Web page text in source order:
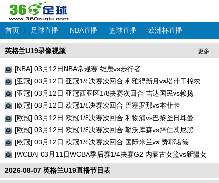
首页 足球直播 NBA直播 篮球直播 欧洲杯直播
更多...
英格兰U19录像视频
[NBA] 03月12日NBA常规赛 雄鹿vs步行者
[亚冠] 03月12日 亚冠1/8决赛次回合 利雅得新月vs塔什干棉农
[亚冠] 03月12日 亚冠西亚区1/8决赛次回合 吉达国民vs赖扬
[欧冠] 03月12日 欧冠1/8决赛次回合 巴塞罗那vs本菲卡
[欧冠] 03月12日 欧冠1/8决赛次回合 利物浦vs巴黎圣日耳曼
[欧冠] 03月12日 欧冠1/8决赛次回合 勒沃库森vs拜仁慕尼黑
[欧冠] 03月12日 欧冠1/8决赛次回合 国际米兰vs 费耶诺德
[WCBA] 03月11日WCBA季后赛1/4决赛G2 内蒙古女篮vs新疆女
篮
2026-08-07 英格兰U19直播节目表